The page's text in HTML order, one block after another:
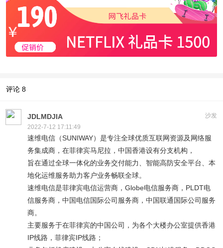
评论 8
沙发
JDLMDJIA
2022-7-12 17:11:49
速维电信（SUNIWAY）是专注全球优质互联网资源及网络服
务集成商，在菲律宾马尼拉，中国香港设有分支机构，
旨在通过全球一体化的业务交付能力、智能高防安全平台、本
地化运维服务助力客户业务畅联全球。
速维电信是菲律宾电信运营商，Globe电信服务商，PLDT电
信服务商，中国电信国际公司服务商，中国联通国际公司服务
商。
主要服务于在菲律宾的中国公司，为各个大楼办公室提供香港
IP线路，菲律宾IP线路；